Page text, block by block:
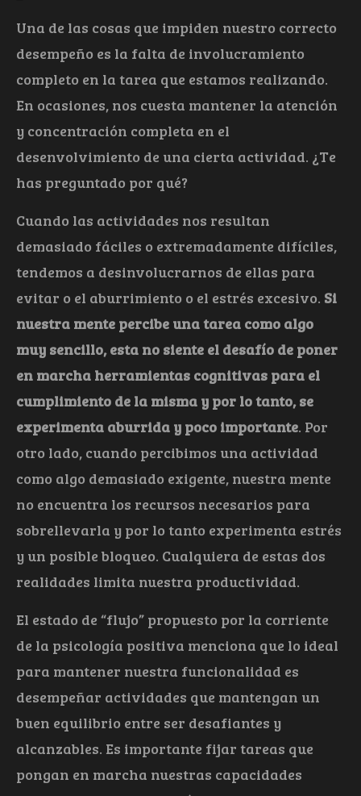
Una de las cosas que impiden nuestro correcto
desempeño es la falta de involucramiento
completo en la tarea que estamos realizando.
En ocasiones, nos cuesta mantener la atención
y concentración completa en el
desenvolvimiento de una cierta actividad. ¿Te
has preguntado por qué?
Cuando las actividades nos resultan
demasiado fáciles o extremadamente difíciles,
tendemos a desinvolucrarnos de ellas para
evitar o el aburrimiento o el estrés excesivo. Si
nuestra mente percibe una tarea como algo
muy sencillo, esta no siente el desafío de poner
en marcha herramientas cognitivas para el
cumplimiento de la misma y por lo tanto, se
experimenta aburrida y poco importante. Por
otro lado, cuando percibimos una actividad
como algo demasiado exigente, nuestra mente
no encuentra los recursos necesarios para
sobrellevarla y por lo tanto experimenta estrés
y un posible bloqueo. Cualquiera de estas dos
realidades limita nuestra productividad.
El estado de “flujo” propuesto por la corriente
de la psicología positiva menciona que lo ideal
para mantener nuestra funcionalidad es
desempeñar actividades que mantengan un
buen equilibrio entre ser desafiantes y
alcanzables. Es importante fijar tareas que
pongan en marcha nuestras capacidades